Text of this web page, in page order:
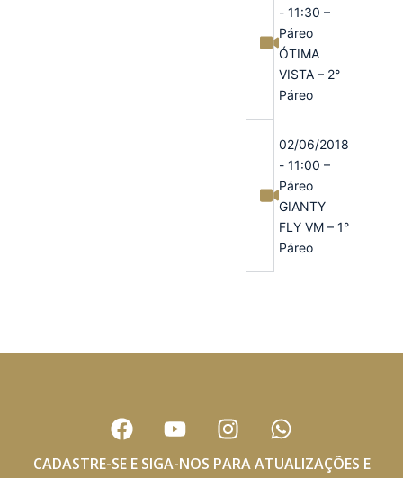
- 11:30 –
Páreo
ÓTIMA
VISTA – 2°
Páreo
02/06/2018
- 11:00 –
Páreo
GIANTY
FLY VM – 1°
Páreo
F
a
c
Y
o
u
I
n
s
W
h
a
CADASTRE-SE E SIGA-NOS PARA ATUALIZAÇÕES E